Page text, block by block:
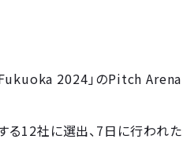
2024」のPitch Arena
12社に選出、7日に行われ